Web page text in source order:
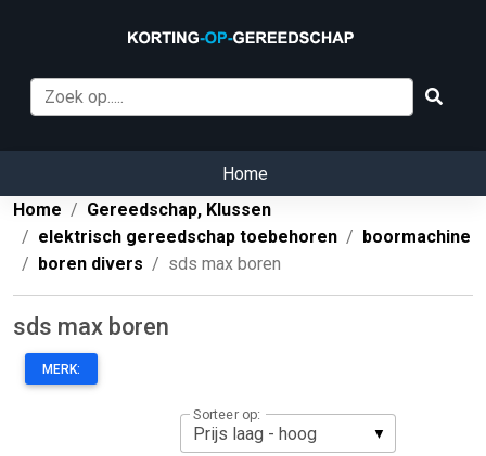
Home
Home
Gereedschap, Klussen
elektrisch gereedschap toebehoren
boormachine
boren divers
sds max boren
sds max boren
MERK:
Sorteer op: